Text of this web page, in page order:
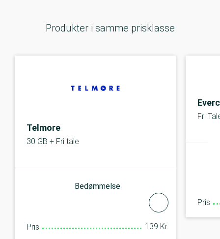
Produkter i samme prisklasse
Telmore
30 GB + Fri tale
Bedømmelse
Pris 139 Kr.
Fri
Pris